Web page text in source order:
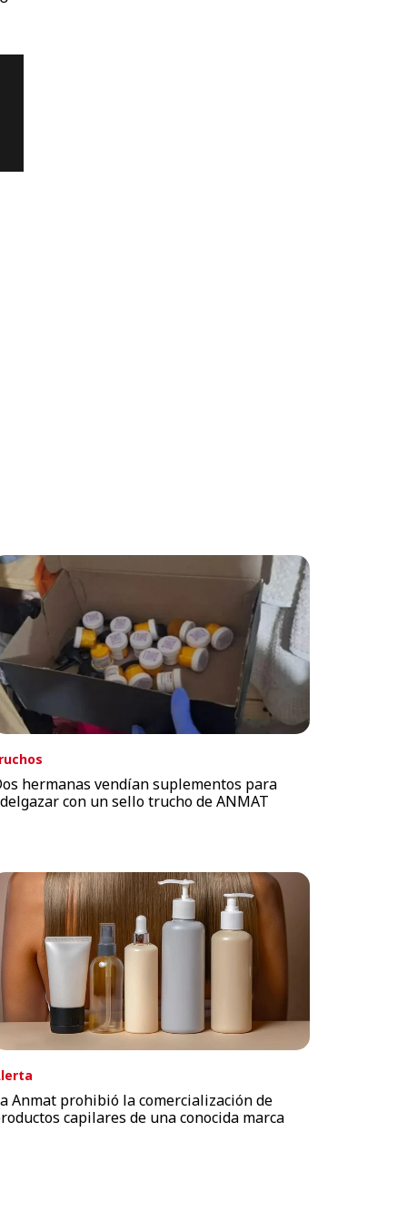
hermanas vendían suplementos para
con un sello trucho de ANMAT
Anmat prohibió la comercialización de
capilares de una conocida marca